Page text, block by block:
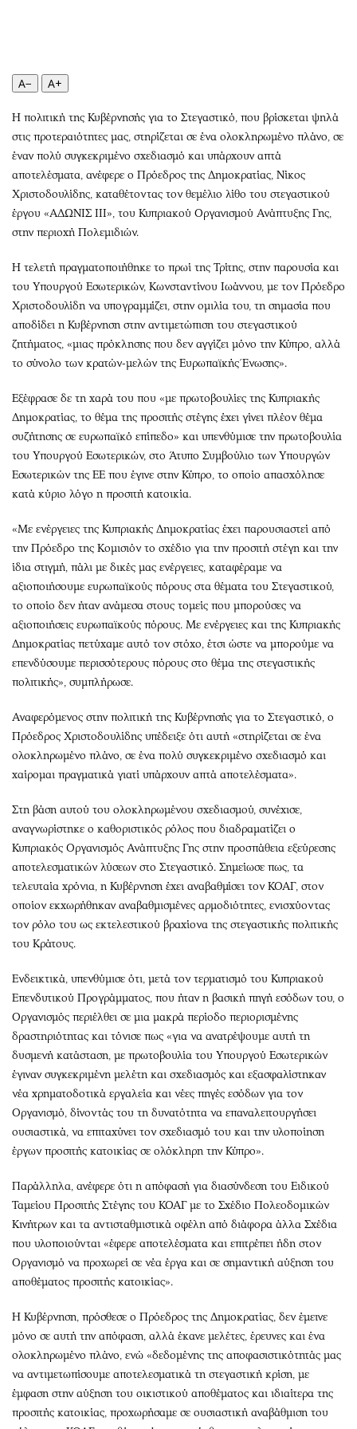
Παράξενα
Πολιτισμός
Σινεμά
Θέατρο-Χορός
Εικαστικά
Βιβλίο
Χειρόγραφα
Wine routes
Podcasts
Uncut
Προσφορές
Προσωπικότητες στην ''Κ''
A− A+
Η πολιτική της Κυβέρνησής για το Στεγαστικό, που βρίσκεται ψηλά
στις προτεραιότητες μας, στηρίζεται σε ένα ολοκληρωμένο πλάνο, σε
έναν πολύ συγκεκριμένο σχεδιασμό και υπάρχουν απτά
αποτελέσματα, ανέφερε ο Πρόεδρος της Δημοκρατίας, Νίκος
Χριστοδουλίδης, καταθέτοντας τον θεμέλιο λίθο του στεγαστικού
έργου «ΑΔΩΝΙΣ ΙΙΙ», του Κυπριακού Οργανισμού Ανάπτυξης Γης,
στην περιοχή Πολεμιδιών.
Η τελετή πραγματοποιήθηκε το πρωί της Τρίτης, στην παρουσία και
του Υπουργού Εσωτερικών, Κωνσταντίνου Ιωάννου, με τον Πρόεδρο
Χριστοδουλίδη να υπογραμμίζει, στην ομιλία του, τη σημασία που
αποδίδει η Κυβέρνηση στην αντιμετώπιση του στεγαστικού
ζητήματος, «μιας πρόκλησης που δεν αγγίζει μόνο την Κύπρο, αλλά
το σύνολο των κρατών-μελών της Ευρωπαϊκής Ένωσης».
Εξέφρασε δε τη χαρά του που «με πρωτοβουλίες της Κυπριακής
Δημοκρατίας, το θέμα της προσιτής στέγης έχει γίνει πλέον θέμα
συζήτησης σε ευρωπαϊκό επίπεδο» και υπενθύμισε την πρωτοβουλία
του Υπουργού Εσωτερικών, στο Άτυπο Συμβούλιο των Υπουργών
Εσωτερικών της ΕΕ που έγινε στην Κύπρο, το οποίο απασχόλησε
κατά κύριο λόγο η προσιτή κατοικία.
«Με ενέργειες της Κυπριακής Δημοκρατίας έχει παρουσιαστεί από
την Πρόεδρο της Κομισιόν το σχέδιο για την προσιτή στέγη και την
ίδια στιγμή, πάλι με δικές μας ενέργειες, καταφέραμε να
αξιοποιήσουμε ευρωπαϊκούς πόρους στα θέματα του Στεγαστικού,
το οποίο δεν ήταν ανάμεσα στους τομείς που μπορούσες να
αξιοποιήσεις ευρωπαϊκούς πόρους. Με ενέργειες και της Κυπριακής
Δημοκρατίας πετύχαμε αυτό τον στόχο, έτσι ώστε να μπορούμε να
επενδύσουμε περισσότερους πόρους στο θέμα της στεγαστικής
πολιτικής», συμπλήρωσε.
Αναφερόμενος στην πολιτική της Κυβέρνησής για το Στεγαστικό, ο
Πρόεδρος Χριστοδουλίδης υπέδειξε ότι αυτή «στηρίζεται σε ένα
ολοκληρωμένο πλάνο, σε ένα πολύ συγκεκριμένο σχεδιασμό και
χαίρομαι πραγματικά γιατί υπάρχουν απτά αποτελέσματα».
Στη βάση αυτού του ολοκληρωμένου σχεδιασμού, συνέχισε,
αναγνωρίστηκε ο καθοριστικός ρόλος που διαδραματίζει ο
Κυπριακός Οργανισμός Ανάπτυξης Γης στην προσπάθεια εξεύρεσης
αποτελεσματικών λύσεων στο Στεγαστικό. Σημείωσε πως, τα
τελευταία χρόνια, η Κυβέρνηση έχει αναβαθμίσει τον ΚΟΑΓ, στον
οποίον εκχωρήθηκαν αναβαθμισμένες αρμοδιότητες, ενισχύοντας
τον ρόλο του ως εκτελεστικού βραχίονα της στεγαστικής πολιτικής
του Κράτους.
Ενδεικτικά, υπενθύμισε ότι, μετά τον τερματισμό του Κυπριακού
Επενδυτικού Προγράμματος, που ήταν η βασική πηγή εσόδων του, ο
Οργανισμός περιέλθει σε μια μακρά περίοδο περιορισμένης
δραστηριότητας και τόνισε πως «για να ανατρέψουμε αυτή τη
δυσμενή κατάσταση, με πρωτοβουλία του Υπουργού Εσωτερικών
έγιναν συγκεκριμένη μελέτη και σχεδιασμός και εξασφαλίστηκαν
νέα χρηματοδοτικά εργαλεία και νέες πηγές εσόδων για τον
Οργανισμό, δίνοντάς του τη δυνατότητα να επαναλειτουργήσει
ουσιαστικά, να επιταχύνει τον σχεδιασμό του και την υλοποίηση
έργων προσιτής κατοικίας σε ολόκληρη την Κύπρο».
Παράλληλα, ανέφερε ότι η απόφασή για διασύνδεση του Ειδικού
Ταμείου Προσιτής Στέγης του ΚΟΑΓ με το Σχέδιο Πολεοδομικών
Κινήτρων και τα αντισταθμιστικά οφέλη από διάφορα άλλα Σχέδια
που υλοποιούνται «έφερε αποτελέσματα και επιτρέπει ήδη στον
Οργανισμό να προχωρεί σε νέα έργα και σε σημαντική αύξηση του
αποθέματος προσιτής κατοικίας».
Η Κυβέρνηση, πρόσθεσε ο Πρόεδρος της Δημοκρατίας, δεν έμεινε
μόνο σε αυτή την απόφαση, αλλά έκανε μελέτες, έρευνες και ένα
ολοκληρωμένο πλάνο, ενώ «δεδομένης της αποφασιστικότητάς μας
να αντιμετωπίσουμε αποτελεσματικά τη στεγαστική κρίση, με
έμφαση στην αύξηση του οικιστικού αποθέματος και ιδιαίτερα της
προσιτής κατοικίας, προχωρήσαμε σε ουσιαστική αναβάθμιση του